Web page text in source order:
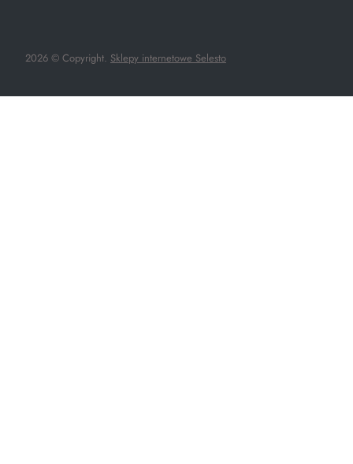
2026 © Copyright. Sklepy internetowe Selesto